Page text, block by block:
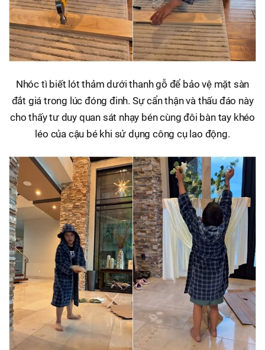
Nhóc tì biết lót thảm dưới thanh gỗ để bảo vệ mặt sàn
đắt giá trong lúc đóng đinh. Sự cẩn thận và thấu đáo này
cho thấy tư duy quan sát nhạy bén cùng đôi bàn tay khéo
léo của cậu bé khi sử dụng công cụ lao động.